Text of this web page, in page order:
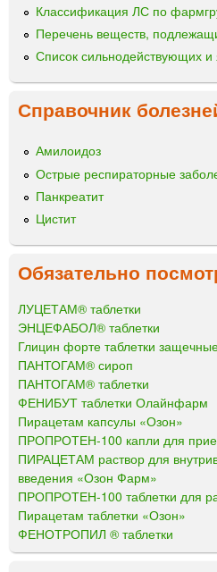
Классификация ЛС по
Перечень веществ,
Список сильнодействующих
Справочник
Амилоидоз
Острые респираторные
Панкреатит
Цистит
Обязательно
ЛУЦЕТАМ® таблетки
ЭНЦЕФАБОЛ® таблетки
Глицин форте таблетки
ПАНТОГАМ® сироп
ПАНТОГАМ® таблетки
ФЕНИБУТ таблетки Олайнфарм
Пирацетам капсулы «Озон»
ПРОПРОТЕН-100 капли для
ПИРАЦЕТАМ раствор для
введения «Озон Фарм»
ПРОПРОТЕН-100 таблетки для
Пирацетам таблетки «Озон»
ФЕНОТРОПИЛ ® таблетки